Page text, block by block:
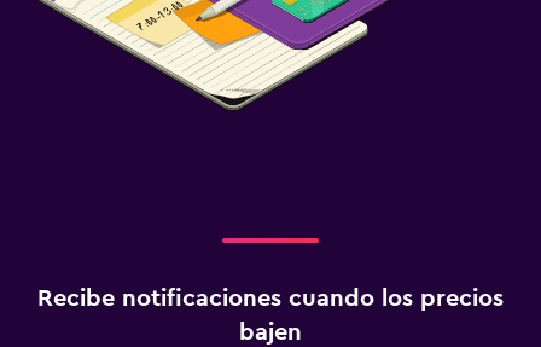
Recibe notificaciones cuando los precios
bajen